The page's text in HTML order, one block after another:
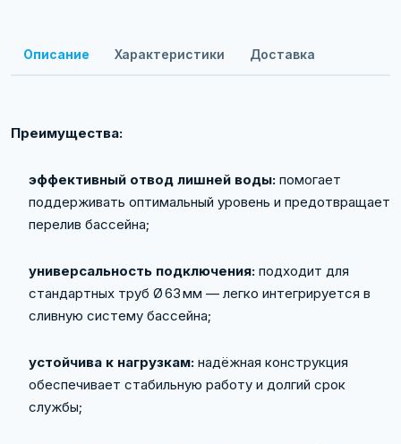
Описание Характеристики Доставка
Преимущества:
эффективный отвод лишней воды: помогает
поддерживать оптимальный уровень и предотвращает
перелив бассейна;
универсальность подключения: подходит для
стандартных труб Ø 63 мм — легко интегрируется в
сливную систему бассейна;
устойчива к нагрузкам: надёжная конструкция
обеспечивает стабильную работу и долгий срок
службы;